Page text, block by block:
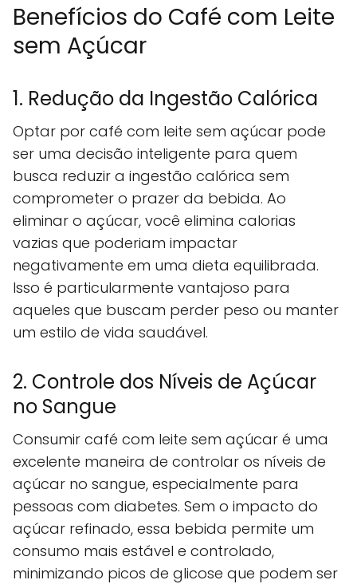
Benefícios do Café com Leite
sem Açúcar
1. Redução da Ingestão Calórica
Optar por café com leite sem açúcar pode
ser uma decisão inteligente para quem
busca reduzir a ingestão calórica sem
comprometer o prazer da bebida. Ao
eliminar o açúcar, você elimina calorias
vazias que poderiam impactar
negativamente em uma dieta equilibrada.
Isso é particularmente vantajoso para
aqueles que buscam perder peso ou manter
um estilo de vida saudável.
2. Controle dos Níveis de Açúcar
no Sangue
Consumir café com leite sem açúcar é uma
excelente maneira de controlar os níveis de
açúcar no sangue, especialmente para
pessoas com diabetes. Sem o impacto do
açúcar refinado, essa bebida permite um
consumo mais estável e controlado,
minimizando picos de glicose que podem ser